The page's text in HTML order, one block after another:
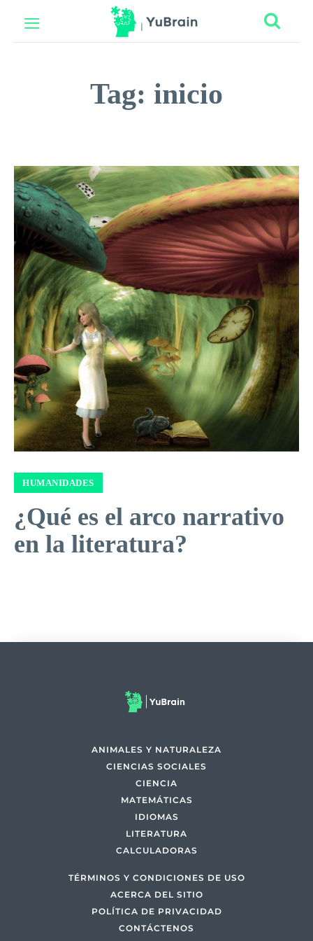
Tag: inicio
HUMANIDADES
¿Qué es el arco narrativo
en la literatura?
ANIMALES Y NATURALEZA
CIENCIAS SOCIALES
CIENCIA
MATEMÁTICAS
IDIOMAS
LITERATURA
CALCULADORAS
TÉRMINOS Y CONDICIONES DE USO
ACERCA DEL SITIO
POLÍTICA DE PRIVACIDAD
CONTÁCTENOS